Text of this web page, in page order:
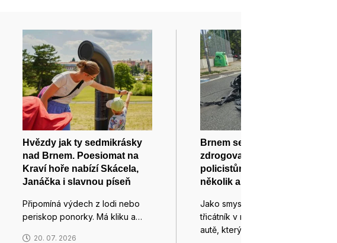
Hvězdy jak ty sedmikrásky
nad Brnem. Poesiomat na
Kraví hoře nabízí Skácela,
Janáčka i slavnou píseň
Připomíná výdech z lodi nebo
periskop ponorky. Má kliku a…
20. 07. 2026
Brnem se proháněl zběsilý
zdrogovaný řidič: ujížděl
policistům a naboural
několik aut
Jako smyslů zbavený si počínal
třicátník v nadupaném luxusním
autě, který…